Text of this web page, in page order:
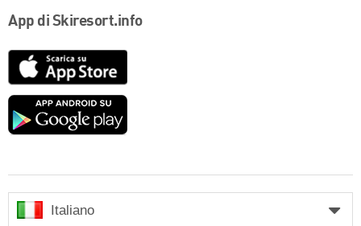
App di Skiresort.info
Google
Italiano